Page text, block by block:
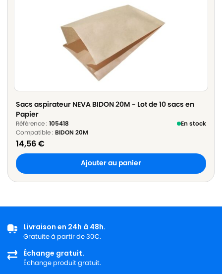
Sacs aspirateur NEVA BIDON 20M - Lot de 10 sacs en
Papier
Référence : 105418
En stock
Compatible : BIDON 20M
14,56€
Ajouter au panier
Livraison en 24h à 48h.
Gratuite à partir de 30€.
Échange gratuit.
Échange produit gratuit.